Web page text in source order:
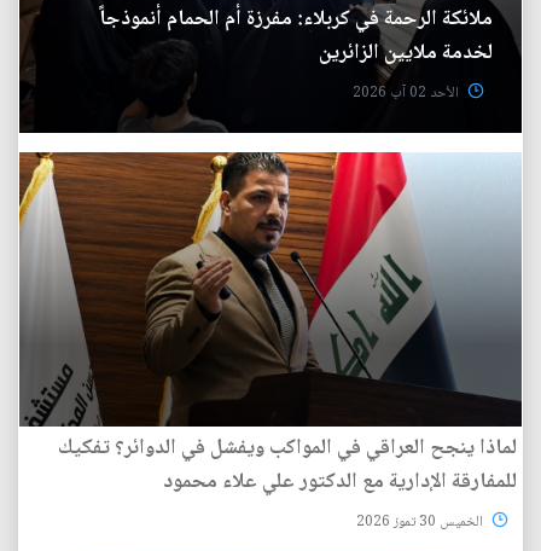
ملائكة الرحمة في كربلاء: مفرزة أم الحمام أنموذجاً
لخدمة ملايين الزائرين
الأحد 02 آب 2026
لماذا ينجح العراقي في المواكب ويفشل في الدوائر؟ تفكيك
للمفارقة الإدارية مع الدكتور علي علاء محمود
الخميس 30 تموز 2026